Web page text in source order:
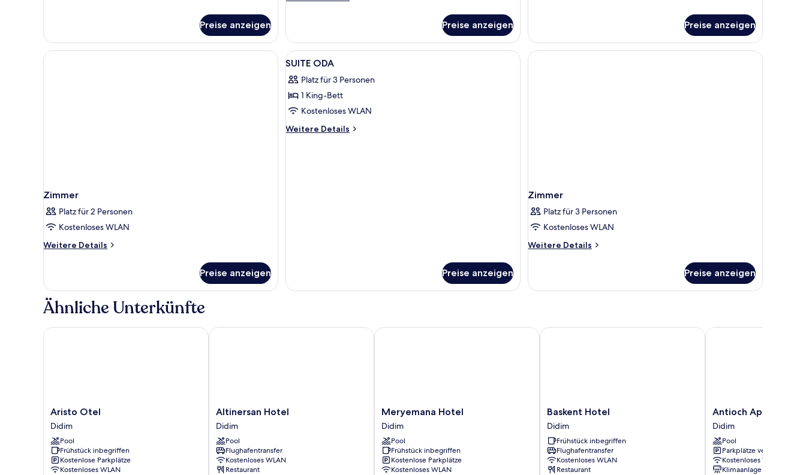
Gartenblick
Preise anzeigen
Dreibettzimmer,
Gartenblick
Preise anzeigen
Nichtraucher,
Meerblick
Preise anzeigen
Zimmer
Platz für 2 Personen
Kostenloses WLAN
Weitere Details
Weitere
Preise anzeigen
Alle
Fotos
für
SUITE
ODA
anzeigen
Ein modernes Hotelzimmer mit einem Bett, zwei blauen Sesseln, einem runden Couchtisch und einem an der
2
SUITE ODA
Platz für 3 Personen
1 King-Bett
Kostenloses WLAN
Weitere Details
Weitere
Preise anzeigen
Zimmer
Platz für 3 Personen
Kostenloses WLAN
Weitere Details
Weitere
Preise anzeigen
Ähnliche Unterkünfte
Aristo
Otel
Didim
Aristo Otel
Didim
Pool
Frühstück inbegriffen
Kostenlose Parkplätze
Kostenloses WLAN
Aristo Otel
Altinersan
Hotel
Didim
Altinersan Hotel
Didim
Pool
Flughafentransfer
Kostenloses WLAN
Restaurant
Altinersan Hotel
Meryemana
Hotel
Didim
Meryemana Hotel
Didim
Pool
Frühstück inbegriffen
Kostenlose Parkplätze
Kostenloses WLAN
Meryemana Hotel
Baskent
Hotel
Didim
Baskent Hotel
Didim
Frühstück inbegriffen
Flughafentransfer
Kostenloses WLAN
Restaurant
Baskent Hotel
Antioch
Apart
Otel
Didim
Antioch Apart Otel
Didim
Pool
Parkplätze verfügbar
Kostenloses WLAN
Klimaanlage
Antioch Apart Otel